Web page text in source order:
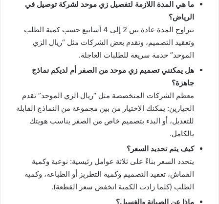
ما هي المدة اللازمة لتفصيل زي موحد لشركة توصيل في
الرياض؟
تتراوح المدة عادة بين 2 إلى 4 أسابيع حسب كمية الطلب
وتعقيد التصميم، وتقدم بعض الشركات مثل “ريال الزي
الموحد” خدمة سريعة للطلبات العاجلة.
هل يمكنني تصميم زي موحد من الصفر أم لديكم نماذج
جاهزة؟
معظم الشركات المتخصصة مثل “ريال الزي الموحد” تقدم
الخيارين: يمكنك الاختيار من بين مجموعة من النماذج القابلة
للتعديل، أو البدء بتصميم خاص من الصفر يناسب هويتك
بالكامل.
كيف يتم تحديد السعر؟
يتحدد السعر بناءً على ثلاثة عوامل رئيسية: نوعية وكمية
القماش، تعقيد التصميم وكمية التطريز أو الطباعة، وكمية
الطلب (كلما زادت الكمية انخفض سعر القطعة).
ماذا عن الصيانة والغسيل؟